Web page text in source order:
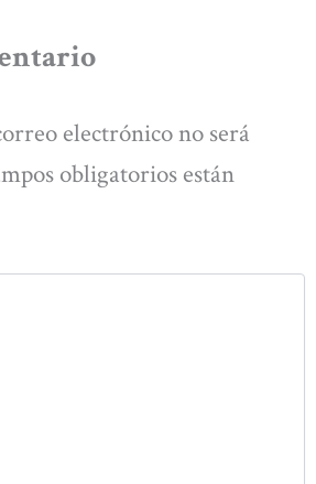
electrónico no será
obligatorios están